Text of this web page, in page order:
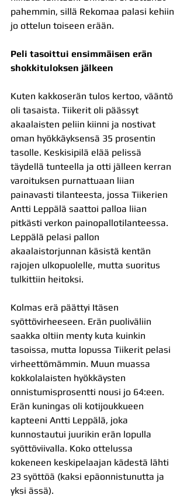
pahemmin, sillä Rekomaa palasi kehiin
jo ottelun toiseen erään.
Peli tasoittui ensimmäisen erän
shokkituloksen jälkeen
Kuten kakkoserän tulos kertoo, vääntö
oli tasaista. Tiikerit oli päässyt
akaalaisten peliin kiinni ja nostivat
oman hyökkäyksensä 35 prosentin
tasolle. Keskisipilä elää pelissä
täydellä tunteella ja otti jälleen kerran
varoituksen purnattuaan liian
painavasti tilanteesta, jossa Tiikerien
Antti Leppälä saattoi palloa liian
pitkästi verkon painopallotilanteessa.
Leppälä pelasi pallon
akaalaistorjunnan käsistä kentän
rajojen ulkopuolelle, mutta suoritus
tulkittiin heitoksi.
Kolmas erä päättyi Itäsen
syöttövirheeseen. Erän puoliväliin
saakka oltiin menty kuta kuinkin
tasoissa, mutta lopussa Tiikerit pelasi
virheettömämmin. Muun muassa
kokkolalaisten hyökkäysten
onnistumisprosentti nousi jo 64:een.
Erän kuningas oli kotijoukkueen
kapteeni Antti Leppälä, joka
kunnostautui juurikin erän lopulla
syöttöviivalla. Koko ottelussa
kokeneen keskipelaajan kädestä lähti
23 syöttöä (kaksi epäonnistunutta ja
yksi ässä).